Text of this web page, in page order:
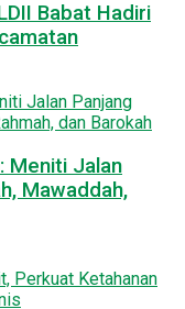
Babat Hadiri
Meniti Jalan
Mawaddah,